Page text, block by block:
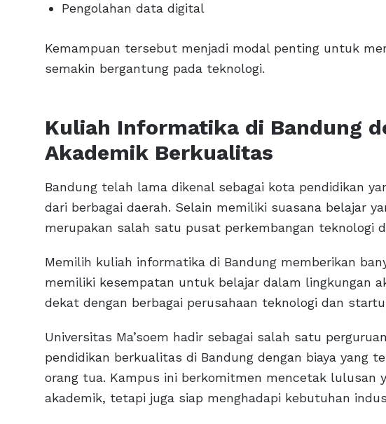
Pengolahan data digital
Kemampuan tersebut menjadi modal penting untuk
semakin bergantung pada teknologi.
Kuliah Informatika di Bandung
Akademik Berkualitas
Bandung telah lama dikenal sebagai kota pendidikan
dari berbagai daerah. Selain memiliki suasana belajar
merupakan salah satu pusat perkembangan teknologi
Memilih kuliah informatika di Bandung memberikan
memiliki kesempatan untuk belajar dalam lingkungan
dekat dengan berbagai perusahaan teknologi dan
Universitas Ma’soem hadir sebagai salah satu
pendidikan berkualitas di Bandung dengan biaya yang
orang tua. Kampus ini berkomitmen mencetak lulusan
akademik, tetapi juga siap menghadapi kebutuhan